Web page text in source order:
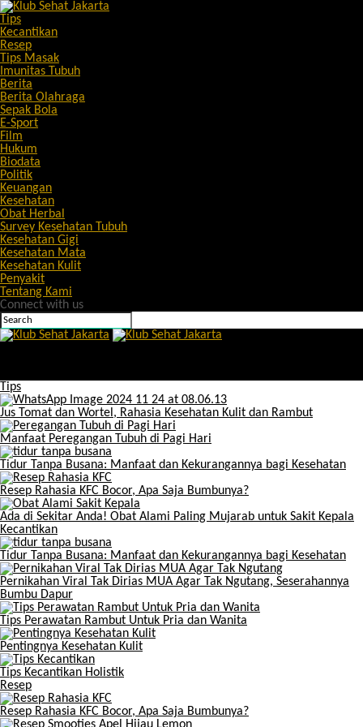
Tips
Kecantikan
Resep
Tips Masak
Imunitas Tubuh
Berita
Berita Olahraga
Sepak Bola
E-Sport
Film
Hukum
Biodata
Politik
Keuangan
Kesehatan
Obat Herbal
Survey Kesehatan Tubuh
Kesehatan Gigi
Kesehatan Mata
Kesehatan Kulit
Penyakit
Tentang Kami
Connect with us
Tips
Jus Tomat dan Wortel, Rahasia Kesehatan Kulit dan Rambut
Manfaat Peregangan Tubuh di Pagi Hari
Tidur Tanpa Busana: Manfaat dan Kekurangannya bagi Kesehatan
Resep Rahasia KFC Bocor, Apa Saja Bumbunya?
Ada di Sekitar Anda! Obat Alami Paling Mujarab untuk Sakit Kepala
Kecantikan
Tidur Tanpa Busana: Manfaat dan Kekurangannya bagi Kesehatan
Pernikahan Viral Tak Dirias MUA Agar Tak Ngutang, Seserahannya
Bumbu Dapur
Tips Perawatan Rambut Untuk Pria dan Wanita
Pentingnya Kesehatan Kulit
Tips Kecantikan Holistik
Resep
Resep Rahasia KFC Bocor, Apa Saja Bumbunya?